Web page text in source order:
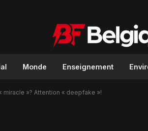
Monde Enseignement
»? Attention « deepfake »!